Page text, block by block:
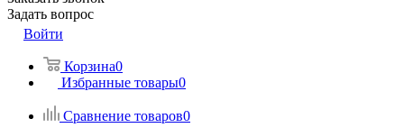
Задать вопрос
Войти
Корзина0
Избранные товары0
Сравнение товаров0